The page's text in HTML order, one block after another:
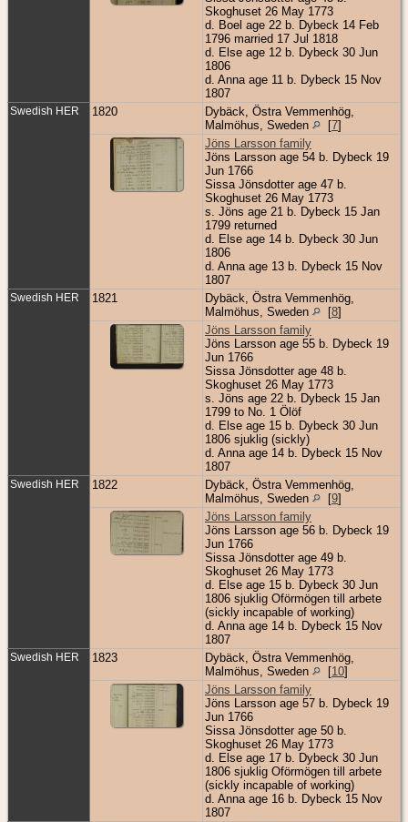
Skoghuset 26 May 1773
d. Boel age 22 b. Dybeck 14 Feb
1796 married 17 Jul 1818
d. Else age 12 b. Dybeck 30 Jun
1806
d. Anna age 11 b. Dybeck 15 Nov
1807
Swedish HER 1820
Dybäck, Östra Vemmenhög,
Malmöhus, Sweden
[7]
Jöns Larsson family
Jöns Larsson age 54 b. Dybeck 19
Jun 1766
Sissa Jönsdotter age 47 b.
Skoghuset 26 May 1773
s. Jöns age 21 b. Dybeck 15 Jan
1799 returned
d. Else age 14 b. Dybeck 30 Jun
1806
d. Anna age 13 b. Dybeck 15 Nov
1807
Swedish HER 1821
Dybäck, Östra Vemmenhög,
Malmöhus, Sweden
[8]
Jöns Larsson family
Jöns Larsson age 55 b. Dybeck 19
Jun 1766
Sissa Jönsdotter age 48 b.
Skoghuset 26 May 1773
s. Jöns age 22 b. Dybeck 15 Jan
1799 to No. 1 Ölöf
d. Else age 15 b. Dybeck 30 Jun
1806 sjuklig (sickly)
d. Anna age 14 b. Dybeck 15 Nov
1807
Swedish HER 1822
Dybäck, Östra Vemmenhög,
Malmöhus, Sweden
[9]
Jöns Larsson family
Jöns Larsson age 56 b. Dybeck 19
Jun 1766
Sissa Jönsdotter age 49 b.
Skoghuset 26 May 1773
d. Else age 15 b. Dybeck 30 Jun
1806 sjuklig Oförmögen till arbete
(sickly incapable of working)
d. Anna age 14 b. Dybeck 15 Nov
1807
Swedish HER 1823
Dybäck, Östra Vemmenhög,
Malmöhus, Sweden
[10]
Jöns Larsson family
Jöns Larsson age 57 b. Dybeck 19
Jun 1766
Sissa Jönsdotter age 50 b.
Skoghuset 26 May 1773
d. Else age 17 b. Dybeck 30 Jun
1806 sjuklig Oförmögen till arbete
(sickly incapable of working)
d. Anna age 16 b. Dybeck 15 Nov
1807